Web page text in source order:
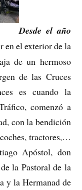
Desde el año
en el exterior de la
de un hermoso
de las Cruces
es cuando la
comenzó a
con la bendición
tractores,…
Apóstol, don
la Pastoral de la
y la Hermanad de